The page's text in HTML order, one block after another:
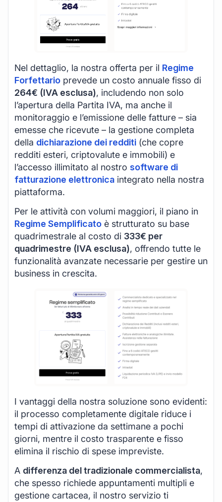
Nel dettaglio, la nostra offerta per il Regime
Forfettario prevede un costo annuale fisso di
264€ (IVA esclusa), includendo non solo
l’apertura della Partita IVA, ma anche il
monitoraggio e l’emissione delle fatture – sia
emesse che ricevute – la gestione completa
della dichiarazione dei redditi (che copre
redditi esteri, criptovalute e immobili) e
l’accesso illimitato al nostro software di
fatturazione elettronica integrato nella nostra
piattaforma.
Per le attività con volumi maggiori, il piano in
Regime Semplificato è strutturato su base
quadrimestrale al costo di 333€ per
quadrimestre (IVA esclusa), offrendo tutte le
funzionalità avanzate necessarie per gestire un
business in crescita.
I vantaggi della nostra soluzione sono evidenti:
il processo completamente digitale riduce i
tempi di attivazione da settimane a pochi
giorni, mentre il costo trasparente e fisso
elimina il rischio di spese impreviste.
A differenza del tradizionale commercialista,
che spesso richiede appuntamenti multipli e
gestione cartacea, il nostro servizio ti